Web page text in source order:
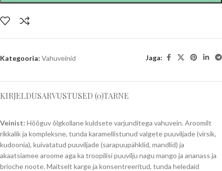
Kategooria: Vahuveinid Jaga:
KIRJELDUSARVUSTUSED (0)TARNE
Veinist: Hõõguv õlgkollane kuldsete varjunditega vahuvein. Aroomilt
rikkalik ja kompleksne, tunda karamellistunud valgete puuviljade (virsik,
kudoonia), kuivatatud puuviljade (sarapuupähklid, mandlid) ja
akaatsiamee aroome aga ka troopilisi puuvilju nagu mango ja ananass ja
brioche noote. Maitselt karge ja konsentreeritud, tunda heledaid